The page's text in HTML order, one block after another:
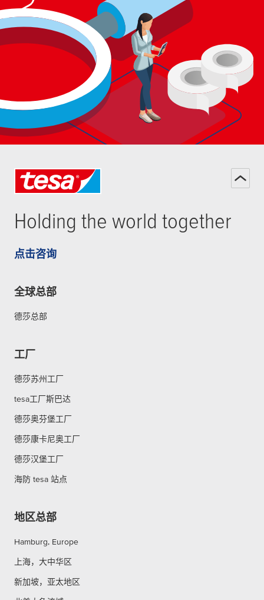
Holding the world together
点击咨询
全球总部
德莎总部
工厂
德莎苏州工厂
tesa工厂斯巴达
德莎奥芬堡工厂
德莎康卡尼奥工厂
德莎汉堡工厂
海防 tesa 站点
地区总部
Hamburg, Europe
上海，大中华区
新加坡，亚太地区